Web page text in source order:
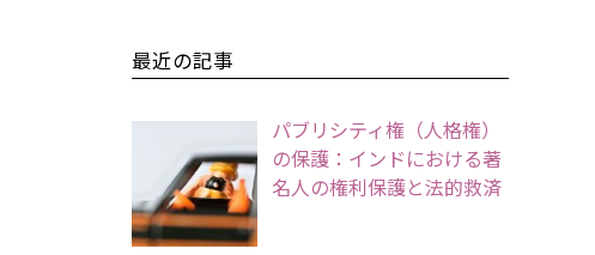
最近の記事
パブリシティ権（人格権）
の保護：インドにおける著
名人の権利保護と法的救済